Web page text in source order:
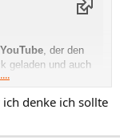
YouTube , der den
geladen und auch
Embeds
denke ich sollte